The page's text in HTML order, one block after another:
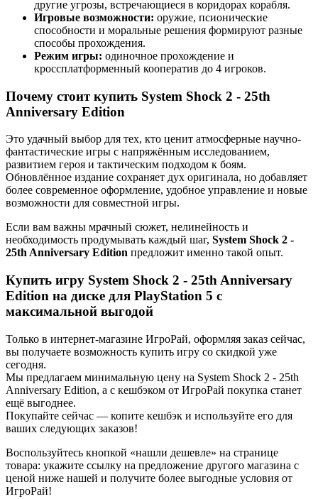
другие угрозы, встречающиеся в коридорах корабля.
Игровые возможности: оружие, псионические
способности и моральные решения формируют разные
способы прохождения.
Режим игры: одиночное прохождение и
кроссплатформенный кооператив до 4 игроков.
Почему стоит купить System Shock 2 - 25th
Anniversary Edition
Это удачный выбор для тех, кто ценит атмосферные научно-
фантастические игры с напряжённым исследованием,
развитием героя и тактическим подходом к боям.
Обновлённое издание сохраняет дух оригинала, но добавляет
более современное оформление, удобное управление и новые
возможности для совместной игры.
Если вам важны мрачный сюжет, нелинейность и
необходимость продумывать каждый шаг, System Shock 2 -
25th Anniversary Edition предложит именно такой опыт.
Купить игру System Shock 2 - 25th Anniversary
Edition на диске для PlayStation 5 с
максимальной выгодой
Только в интернет-магазине ИгроРай, оформляя заказ сейчас,
вы получаете возможность купить игру со скидкой уже
сегодня.
Мы предлагаем минимальную цену на System Shock 2 - 25th
Anniversary Edition, а с кешбэком от ИгроРай покупка станет
ещё выгоднее.
Покупайте сейчас — копите кешбэк и используйте его для
ваших следующих заказов!
Воспользуйтесь кнопкой «нашли дешевле» на странице
товара: укажите ссылку на предложение другого магазина с
ценой ниже нашей и получите более выгодные условия от
ИгроРай!